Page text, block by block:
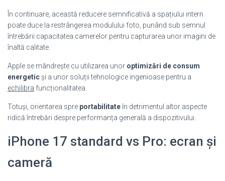
În continuare, această reducere semnificativă a spațiului intern
poate duce la restrângerea modulului foto, punând sub semnul
întrebării capacitatea camerelor pentru capturarea unor imagini de
înaltă calitate.
Apple se mândrește cu utilizarea unor optimizări de consum
energeticși a unor soluții tehnologice ingenioase pentru a
echilibra funcționalitatea.
Totuși, orientarea spre portabilitateîn detrimentul altor aspecte
ridică întrebări despre performanța generală a dispozitivului.
iPhone 17 standard vs Pro: ecran și
cameră